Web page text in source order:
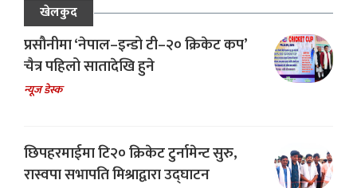
खेलकुद
प्रसौनीमा ‘नेपाल–इन्डो टी–२० क्रिकेट कप’
चैत्र पहिलो सातादेखि हुने
न्यूज डेस्क
छिपहरमाईमा टि२० क्रिकेट टुर्नामेन्ट सुरु,
रास्वपा सभापति मिश्राद्वारा उद्घाटन